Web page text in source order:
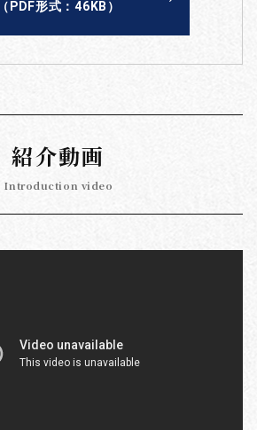
（PDF形式：46KB）
紹介動画
Introduction video